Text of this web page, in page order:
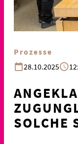
Prozesse
28.10.2025
SOLCHE